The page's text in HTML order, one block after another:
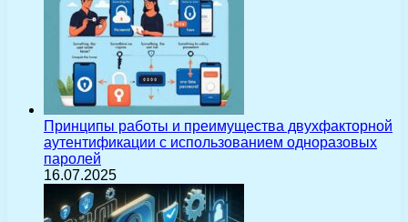
Принципы работы и преимущества двухфакторной
аутентификации с использованием одноразовых
паролей
16.07.2025